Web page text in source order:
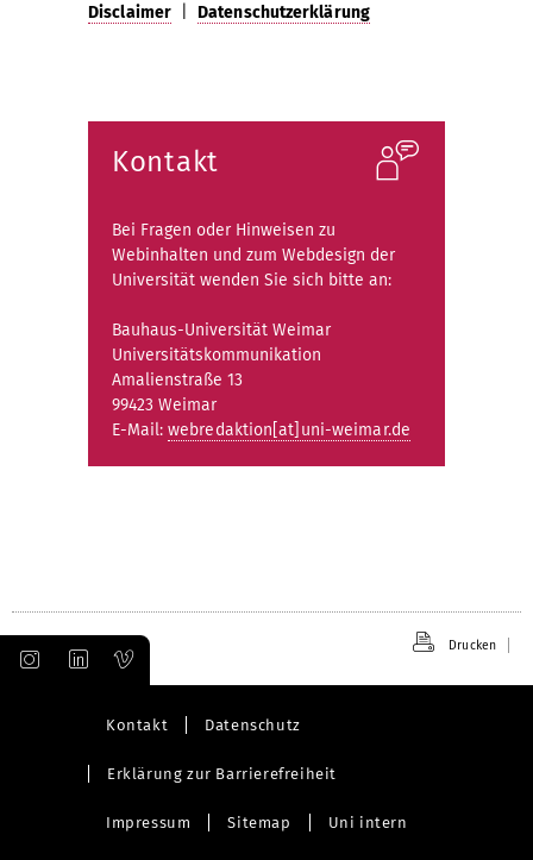
Disclaimer Datenschutzerklärung
Kontakt
Bei Fragen oder Hinweisen zu
Webinhalten und zum Webdesign der
Universität wenden Sie sich bitte an:
Bauhaus-Universität Weimar
Universitätskommunikation
Amalienstraße 13
99423 Weimar
E-Mail: webredaktion[at]uni-weimar.de
Drucken
Kontakt Datenschutz
Erklärung zur Barrierefreiheit
Impressum Sitemap Uni intern